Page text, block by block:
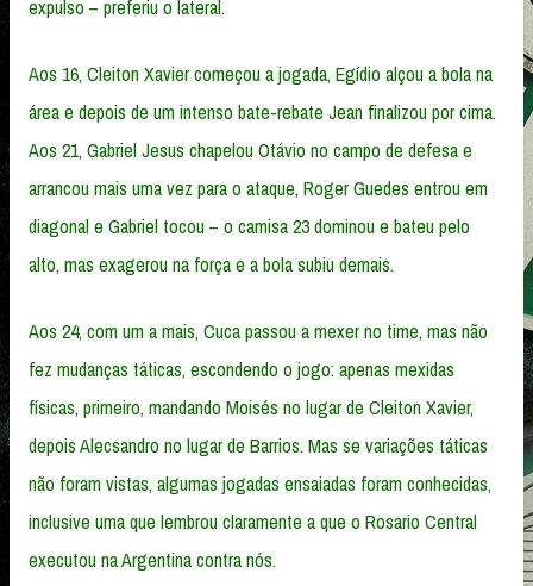
expulso – preferiu o lateral.
Aos 16, Cleiton Xavier começou a jogada, Egídio alçou a bola na
área e depois de um intenso bate-rebate Jean finalizou por cima.
Aos 21, Gabriel Jesus chapelou Otávio no campo de defesa e
arrancou mais uma vez para o ataque, Roger Guedes entrou em
diagonal e Gabriel tocou – o camisa 23 dominou e bateu pelo
alto, mas exagerou na força e a bola subiu demais.
Aos 24, com um a mais, Cuca passou a mexer no time, mas não
fez mudanças táticas, escondendo o jogo: apenas mexidas
físicas, primeiro, mandando Moisés no lugar de Cleiton Xavier,
depois Alecsandro no lugar de Barrios. Mas se variações táticas
não foram vistas, algumas jogadas ensaiadas foram conhecidas,
inclusive uma que lembrou claramente a que o Rosario Central
executou na Argentina contra nós.